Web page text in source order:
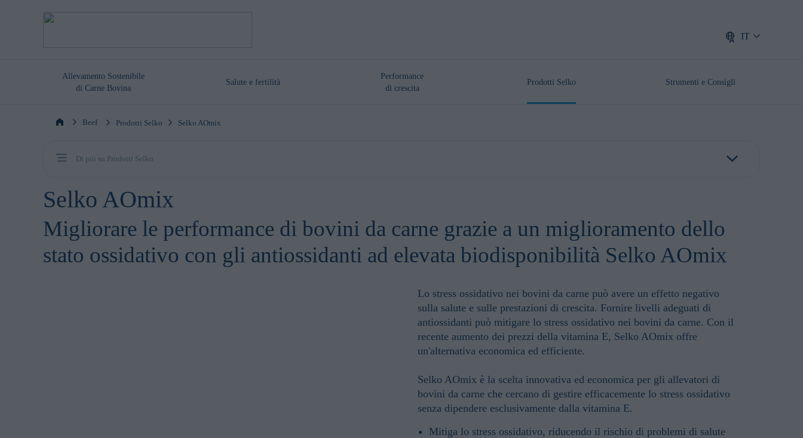
IT
Allevamento Sostenibile
di Carne Bovina
Salute e fertilità
Performance
di crescita
Prodotti Selko Strumenti e Consigli
Beef Prodotti Selko Selko AOmix
Di più su Prodotti Selko
Selko AOmix
Migliorare le performance di bovini da carne grazie a un miglioramento dello
stato ossidativo con gli antiossidanti ad elevata biodisponibilità Selko AOmix
Lo stress ossidativo nei bovini da carne può avere un effetto negativo
sulla salute e sulle prestazioni di crescita. Fornire livelli adeguati di
antiossidanti può mitigare lo stress ossidativo nei bovini da carne. Con il
recente aumento dei prezzi della vitamina E, Selko AOmix offre
un'alternativa economica ed efficiente.
Selko AOmix è la scelta innovativa ed economica per gli allevatori di
bovini da carne che cercano di gestire efficacemente lo stress ossidativo
senza dipendere esclusivamente dalla vitamina E.
Mitiga lo stress ossidativo, riducendo il rischio di problemi di salute